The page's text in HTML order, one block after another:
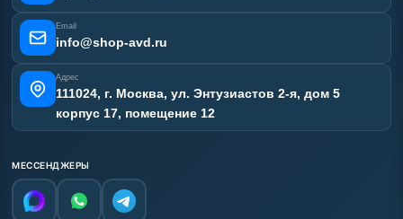
Карта сайта
Email
info@shop-avd.ru
Адрес
111024, г. Москва, ул. Энтузиастов 2-я, дом 5
корпус 17, помещение 12
МЕССЕНДЖЕРЫ